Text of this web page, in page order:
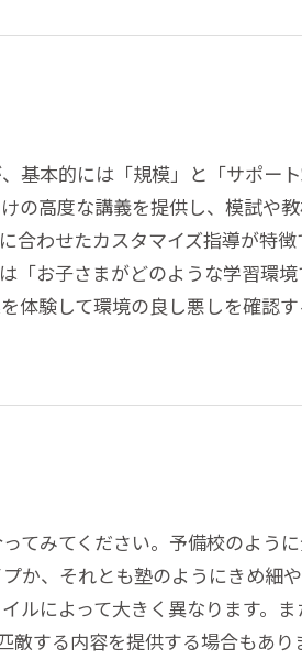
基本的には「規模」と「サポー
の高度な講義を提供し、模試や
合わせたカスタマイズ指導が特徴
「お子さまがどのような学習環
体験して環境の良し悪しを確認
てみてください。予備校のよう
か、それとも塾のようにきめ細
ルによって大きく異なります。
敵する内容を提供する場合もあり